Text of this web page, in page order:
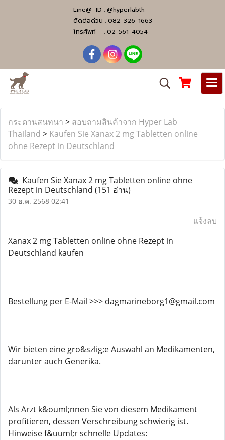
Line@ ID : @hyperlabth
ติดต่อด่วน : 082-326-1663
โทรศัพท์ : 02-561-4054
กระดานสนทนา > สอบถามสินค้าจาก Hyper Lab
Thailand > Kaufen Sie Xanax 2 mg Tabletten online
ohne Rezept in Deutschland
Kaufen Sie Xanax 2 mg Tabletten online ohne
Rezept in Deutschland (151 อ่าน)
30 ธ.ค. 2568 02:41
แจ้งลบ
Xanax 2 mg Tabletten online ohne Rezept in
Deutschland kaufen
Bestellung per E-Mail >>> dagmarineborg1@gmail.com
Wir bieten eine gro&szlig;e Auswahl an Medikamenten,
darunter auch Generika.
Als Arzt k&ouml;nnen Sie von diesem Medikament
profitieren, dessen Verschreibung schwierig ist.
Hinweise f&uuml;r schnelle Updates: